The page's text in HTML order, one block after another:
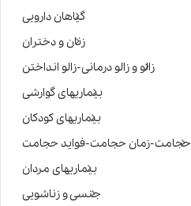
گیاهان دارویی
زنان و دختران
زالو و زالو درمانی-زالو انداختن
بیماریهای گوارشی
بیماریهای کودکان
حجامت-زمان حجامت-فواید حجامت
بیماریهای مردان
جنسی و زناشویی